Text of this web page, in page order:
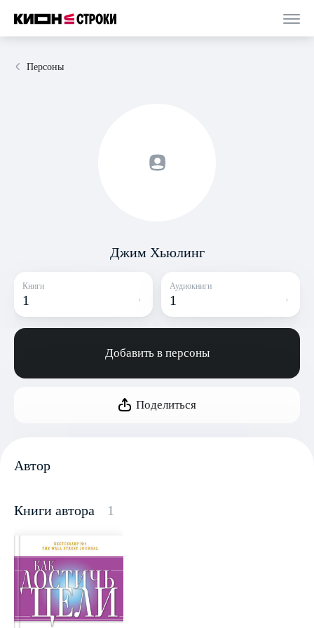
Персоны
Джим Хьюлинг
Книги
1
Аудиокниги
1
Добавить в персоны
Поделиться
Автор
Книги автора 1